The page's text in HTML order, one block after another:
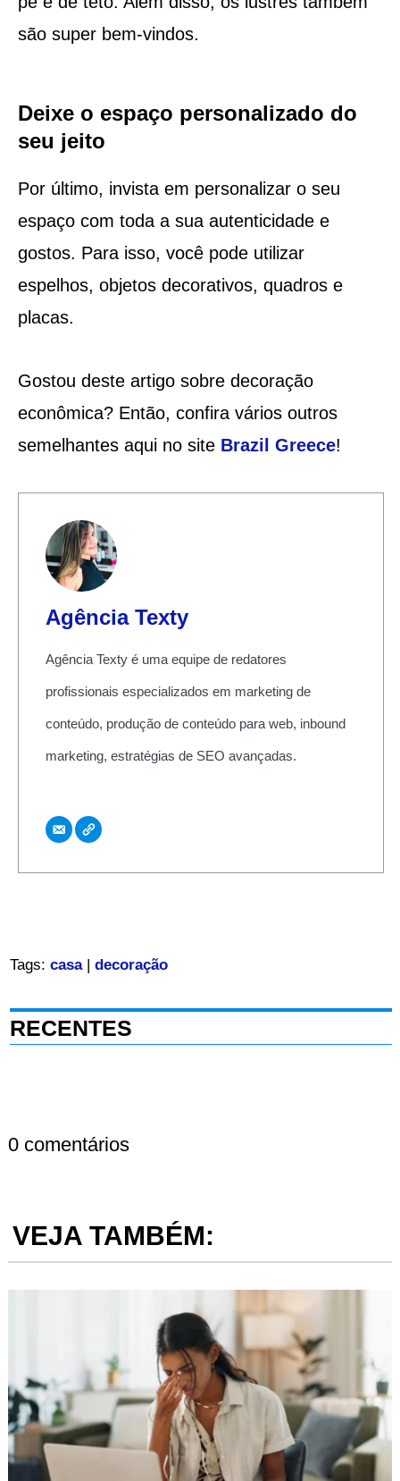
são super bem-vindos.
Deixe o espaço personalizado do
seu jeito
Por último, invista em personalizar o seu
espaço com toda a sua autenticidade e
gostos. Para isso, você pode utilizar
espelhos, objetos decorativos, quadros e
placas.
Gostou deste artigo sobre decoração
econômica? Então, confira vários outros
semelhantes aqui no site Brazil Greece!
Agência Texty
Agência Texty é uma equipe de redatores
profissionais especializados em marketing de
conteúdo, produção de conteúdo para web, inbound
marketing, estratégias de SEO avançadas.
Tags: casa| decoração
RECENTES
0 comentários
VEJA TAMBÉM: